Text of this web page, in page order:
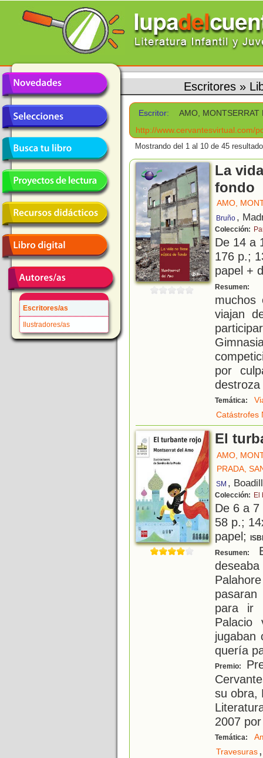
Escritores/as
Ilustradores/as
Escritores »
Escritor:
AMO, MONTSERRAT
http://www.cervantesvirtual.com/
Mostrando del 1 al 10 de 45
La
fondo
AMO,
Bruño ,
Colección:
De 14 a
176 p.;
papel +
Resumen:
muchos
viajan
por
Temática:
Catástrofes
El
AMO,
PRADA,
SM ,
Colección: El
De 6 a
58 p.;
papel;
Resumen:
para ir
jugaban
quería
Premio:
su obra,
2007
Temática:
Travesuras,